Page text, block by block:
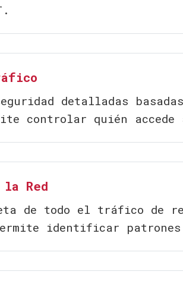
detalladas
controlar quién accede
Red
de todo el tráfico de
identificar patrones